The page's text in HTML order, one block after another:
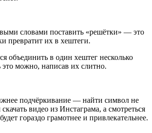
словами поставить «решётки» — это
превратит их в хештеги.
объединить в один хештег несколько
это можно, написав их слитно.
подчёркивание — найти символ не
видео из Инстаграма, а смотреться
гораздо грамотнее и привлекательнее.